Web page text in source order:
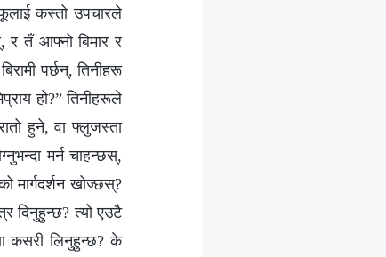
कस्तो उपचारले
र तँ आफ्नो बिमार र
पर्छन्, तिनीहरू
हो?” तिनीहरूले
हुने, वा फ्लुजस्ता
मर्न चाहन्छस्,
मार्गदर्शन खोज्छस्?
दिनुहुन्छ? त्यो एउटै
कसरी लिनुहुन्छ? के